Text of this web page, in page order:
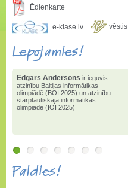
Ēdienkarte
e-klase.lv vēstis
Lepojamies!
Edgars Andersons ir ieguvis
atzinību Baltijas informātikas
olimpiādē (BOI 2025) un atzinību
starptautiskajā informātikas
olimpiādē (IOI 2025)
Paldies!